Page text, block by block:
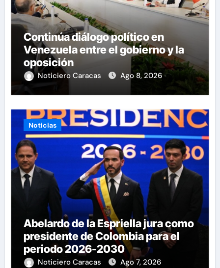
Continúa diálogo político en
Venezuela entre el gobierno y la
oposición
Noticiero Caracas Ago 8, 2026
Noticias
Abelardo de la Espriella jura como
presidente de Colombia para el
periodo 2026-2030
Noticiero Caracas Ago 7, 2026